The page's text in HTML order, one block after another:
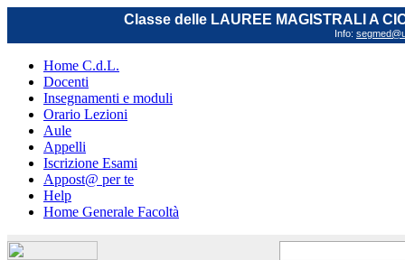
Classe delle LAUREE MAGISTRALI A
Info:
Home C.d.L.
Docenti
Insegnamenti e moduli
Orario Lezioni
Aule
Appelli
Iscrizione Esami
Appost@ per te
Help
Home Generale Facoltà